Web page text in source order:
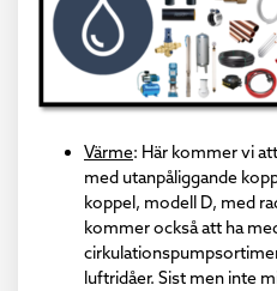
Värme: Här kommer vi
med utanpåliggande
koppel, modell D, med
kommer också att ha
luftridåer. Sist men inte